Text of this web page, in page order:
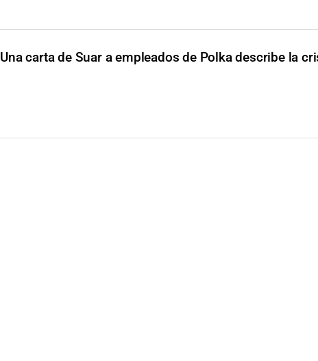
Una carta de Suar a empleados de Polka describe la